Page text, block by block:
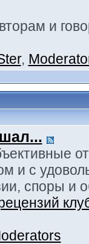
и
,
и с
споры и